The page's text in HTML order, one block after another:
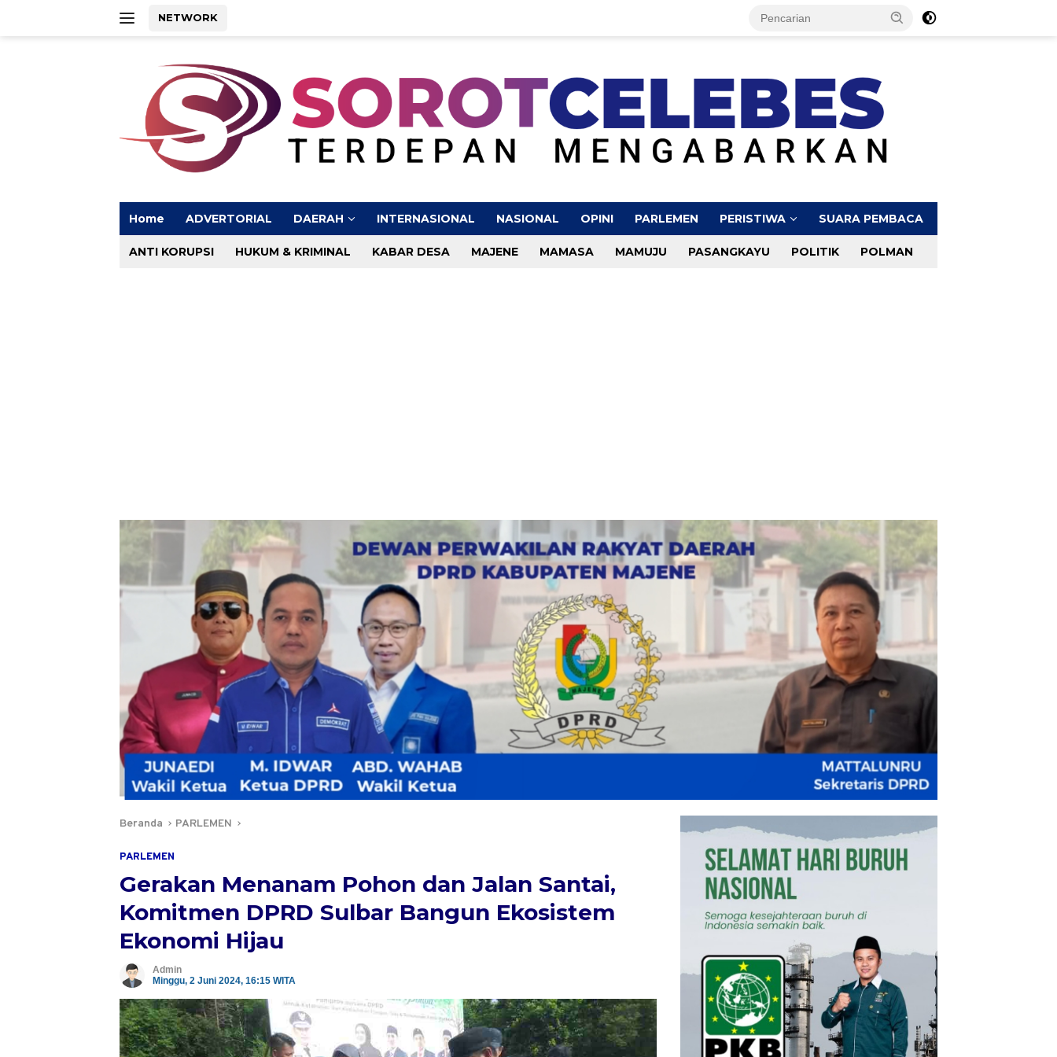
NETWORK
Home ADVERTORIAL DAERAH INTERNASIONAL NASIONAL OPINI PARLEMEN PERISTIWA SUARA PEMBACA
ANTI KORUPSI HUKUM & KRIMINAL KABAR DESA MAJENE MAMASA MAMUJU PASANGKAYU POLITIK POLMAN
Beranda PARLEMEN
PARLEMEN
Gerakan Menanam Pohon dan Jalan Santai,
Komitmen DPRD Sulbar Bangun Ekosistem
Ekonomi Hijau
Admin
Minggu, 2 Juni 2024, 16:15 WITA